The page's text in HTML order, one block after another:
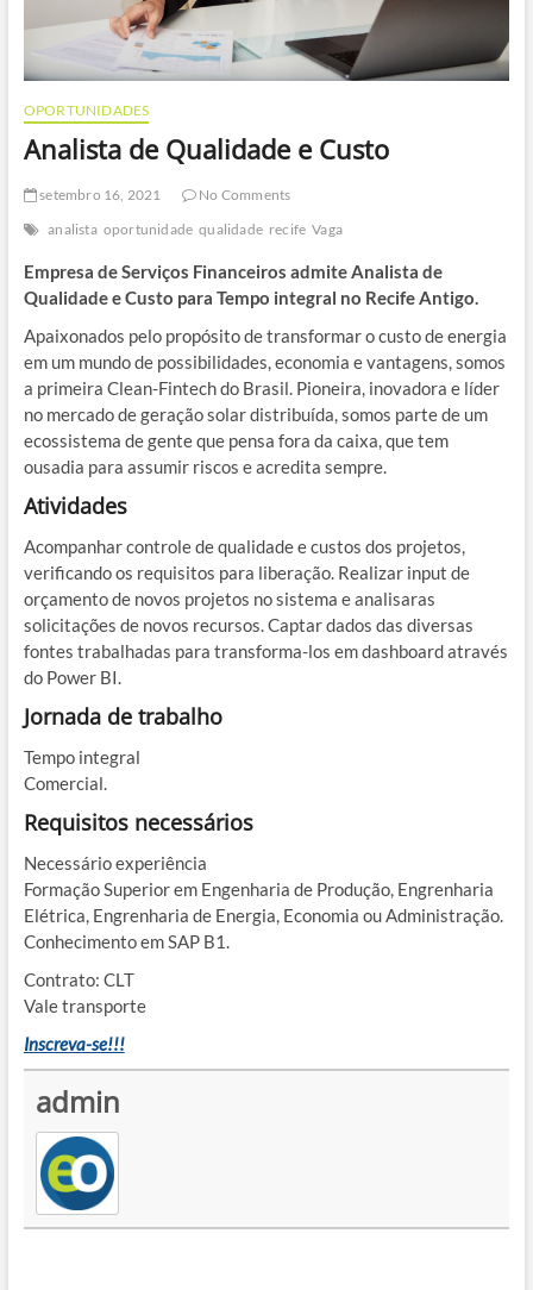
OPORTUNIDADES
Analista de Qualidade e Custo
setembro 16, 2021
No Comments
analista oportunidade qualidade recife Vaga
Empresa de Serviços Financeiros admite Analista de
Qualidade e Custo para Tempo integral no Recife Antigo.
Apaixonados pelo propósito de transformar o custo de energia
em um mundo de possibilidades, economia e vantagens, somos
a primeira Clean-Fintech do Brasil. Pioneira, inovadora e líder
no mercado de geração solar distribuída, somos parte de um
ecossistema de gente que pensa fora da caixa, que tem
ousadia para assumir riscos e acredita sempre.
Atividades
Acompanhar controle de qualidade e custos dos projetos,
verificando os requisitos para liberação. Realizar input de
orçamento de novos projetos no sistema e analisaras
solicitações de novos recursos. Captar dados das diversas
fontes trabalhadas para transforma-los em dashboard através
do Power BI.
Jornada de trabalho
Tempo integral
Comercial.
Requisitos necessários
Necessário experiência
Formação Superior em Engenharia de Produção, Engrenharia
Elétrica, Engrenharia de Energia, Economia ou Administração.
Conhecimento em SAP B1.
Contrato: CLT
Vale transporte
Inscreva-se!!!
admin